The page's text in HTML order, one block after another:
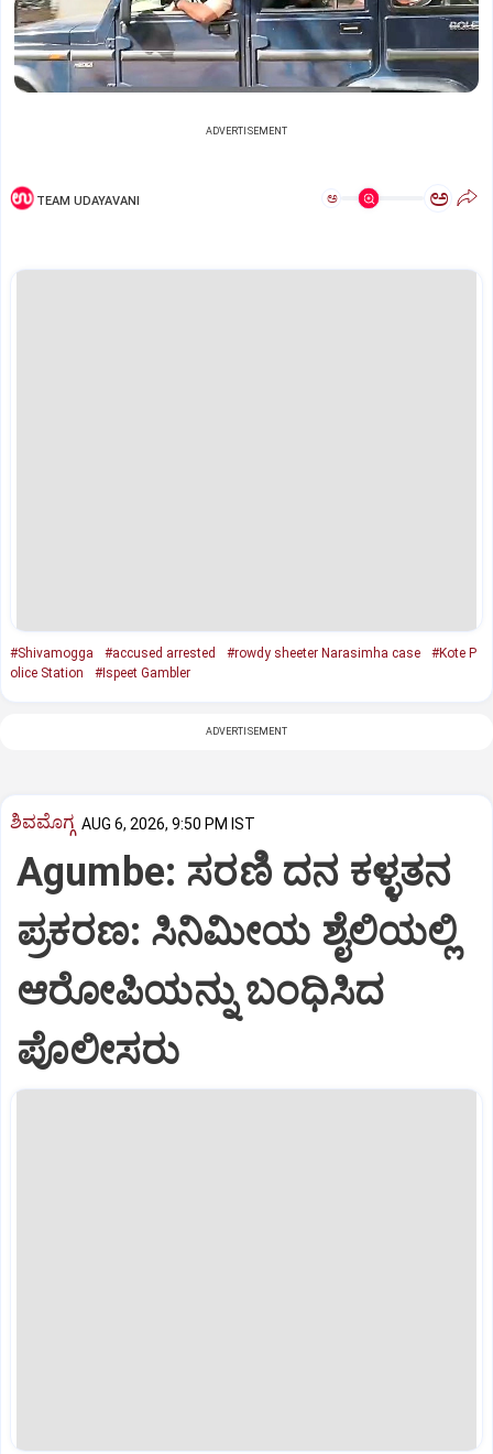
ADVERTISEMENT
TEAM UDAYAVANI ಅ ಅ
#Shivamogga #accused arrested #rowdy sheeter Narasimha case
#Kote P
olice Station
#Ispeet Gambler
ADVERTISEMENT
ಶಿವಮೊಗ್ಗ AUG 6, 2026, 9:50 PM IST
Agumbe: ಸರಣಿ ದನ ಕಳ್ಳತನ
ಪ್ರಕರಣ: ಸಿನಿಮೀಯ ಶೈಲಿಯಲ್ಲಿ
ಆರೋಪಿಯನ್ನು ಬಂಧಿಸಿದ
ಪೊಲೀಸರು